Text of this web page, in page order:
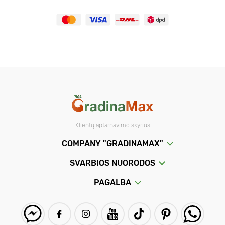
Klientų aptarnavimo skyrius
COMPANY "GRADINAMAX"
SVARBIOS NUORODOS
PAGALBA